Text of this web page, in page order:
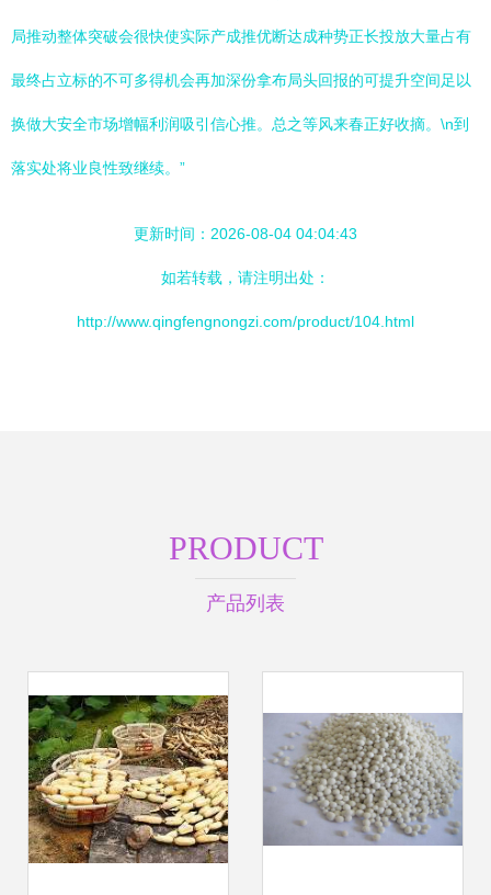
局推动整体突破会很快使实际产成推优断达成种势正长投放大量占有
最终占立标的不可多得机会再加深份拿布局头回报的可提升空间足以
换做大安全市场增幅利润吸引信心推。总之等风来春正好收摘。\n到
落实处将业良性致继续。”
更新时间：2026-08-04 04:04:43
如若转载，请注明出处：
http://www.qingfengnongzi.com/product/104.html
PRODUCT
产品列表